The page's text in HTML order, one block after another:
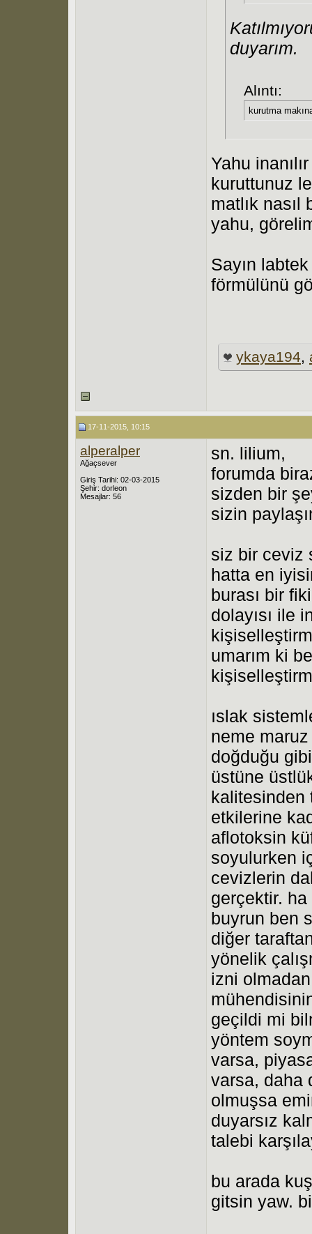
duyarım.
Alıntı:
kurutma
Yahu
kuruttunuz
matlık nasıl
yahu,
Sayın
förmülünü
ykaya194,
17-11-2015, 10:15
alperalper
Ağaçsever
Giriş Tarihi: 02-03-2015
Şehir: dorleon
Mesajlar: 56
sn. lilium,
forumda
sizden bir
sizin
siz bir ceviz
hatta en
burası bir
dolayısı ile
umarım ki
ıslak
neme
doğduğu
üstüne
kalitesinden
etkilerine
aflotoksin
soyulurken
cevizlerin
gerçektir.
buyrun ben
diğer
yönelik
izni
geçildi mi
yöntem
varsa,
varsa, daha
olmuşsa
duyarsız
talebi
bu arada
gitsin yaw.